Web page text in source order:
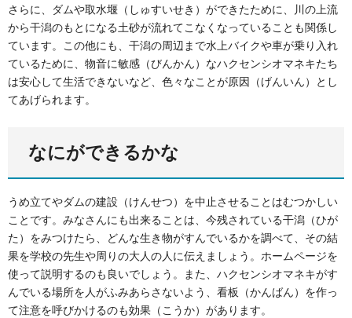
さらに、ダムや取水堰（しゅすいせき）ができたために、川の上流
から干潟のもとになる土砂が流れてこなくなっていることも関係し
ています。この他にも、干潟の周辺まで水上バイクや車が乗り入れ
ているために、物音に敏感（びんかん）なハクセンシオマネキたち
は安心して生活できないなど、色々なことが原因（げんいん）とし
てあげられます。
なにができるかな
うめ立てやダムの建設（けんせつ）を中止させることはむつかしい
ことです。みなさんにも出来ることは、今残されている干潟（ひが
た）をみつけたら、どんな生き物がすんでいるかを調べて、その結
果を学校の先生や周りの大人の人に伝えましょう。ホームページを
使って説明するのも良いでしょう。また、ハクセンシオマネキがす
んでいる場所を人がふみあらさないよう、看板（かんばん）を作っ
て注意を呼びかけるのも効果（こうか）があります。